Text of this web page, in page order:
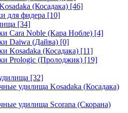
(Косадака) [46]
для фидера [10]
[34]
Cara Noble (Кара Нобле) [4]
Daiwa (Дайва) [0]
Kosadaka (Косадака) [11]
Prologic (Пролоджик) [19]
[32]
удилища Kosadaka (Косадака)
удилища Scorana (Скорана)